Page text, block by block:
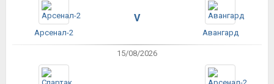
Арсенал-2
V
Авангард
15/08/2026